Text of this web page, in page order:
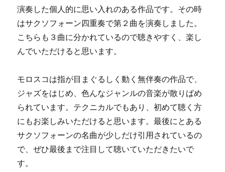
演奏した個人的に思い入れのある作品です。その時
はサクソフォーン四重奏で第２曲を演奏しました。
こちらも３曲に分かれているので聴きやすく、楽し
んでいただけると思います。
モロスコは指が目まぐるしく動く無伴奏の作品で、
ジャズをはじめ、色んなジャンルの音楽が散りばめ
られています。テクニカルでもあり、初めて聴く方
にもお楽しみいただけると思います。最後にとある
サクソフォーンの名曲が少しだけ引用されているの
で、ぜひ最後まで注目して聴いていただきたいで
す。